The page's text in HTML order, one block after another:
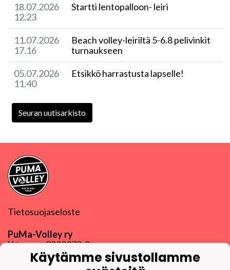
18.07.2026
12.23
Startti lentopalloon- leiri
11.07.2026
17.16
Beach volley-leiriltä 5-6.8 pelivinkit
turnaukseen
05.07.2026
11.40
Etsikkö harrastusta lapselle!
Seuran uutisarkisto
Tietosuojaseloste
PuMa-Volley ry
Y-tunnus0832270-9
puma@puma-volley.fi
Linkki muihin yhteystietoihin
Käytämme sivustollamme